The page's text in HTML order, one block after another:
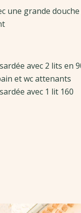
une grande
avec 2 lits en
et wc attenants
avec 1 lit 160